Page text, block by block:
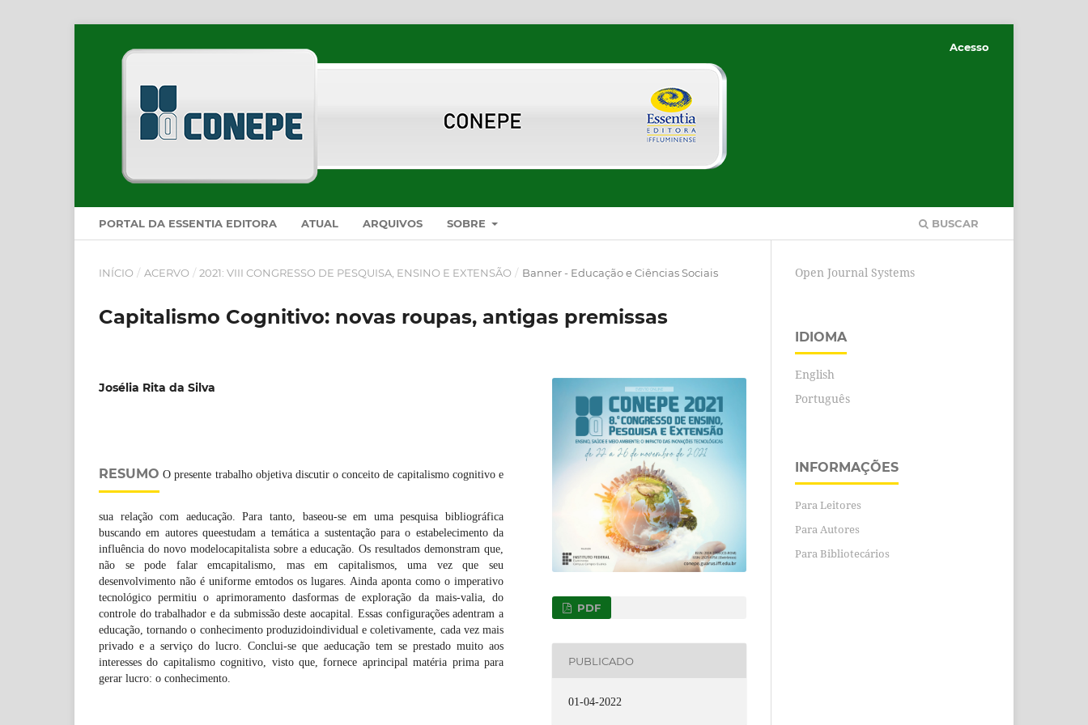
PORTAL DA ESSENTIA EDITORA ATUAL ARQUIVOS SOBRE BUSCAR
Acesso
INÍCIO / ACERVO / 2021: VIII CONGRESSO DE PESQUISA, ENSINO E EXTENSÃO / Banner - Educação e Ciências Sociais
Capitalismo Cognitivo: novas roupas, antigas premissas
Josélia Rita da Silva
RESUMO O presente trabalho objetiva discutir o conceito de capitalismo cognitivo e
sua relação com aeducação. Para tanto, baseou-se em uma pesquisa bibliográfica
buscando em autores queestudam a temática a sustentação para o estabelecimento da
influência do novo modelocapitalista sobre a educação. Os resultados demonstram que,
não se pode falar emcapitalismo, mas em capitalismos, uma vez que seu
desenvolvimento não é uniforme emtodos os lugares. Ainda aponta como o imperativo
tecnológico permitiu o aprimoramento dasformas de exploração da mais-valia, do
controle do trabalhador e da submissão deste aocapital. Essas configurações adentram a
educação, tornando o conhecimento produzidoindividual e coletivamente, cada vez mais
privado e a serviço do lucro. Conclui-se que aeducação tem se prestado muito aos
interesses do capitalismo cognitivo, visto que, fornece aprincipal matéria prima para
gerar lucro: o conhecimento.
PDF
PUBLICADO
01-04-2022
Open Journal Systems
IDIOMA
English
Português
INFORMAÇÕES
Para Leitores
Para Autores
Para Bibliotecários